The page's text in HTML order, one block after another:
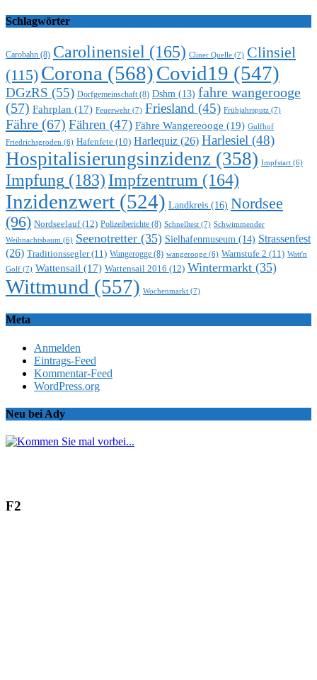
Schlagwörter
Carobahn (8) Carolinensiel (165) Cliner Quelle (7) Clinsiel
(115) Corona (568)Covid19 (547)
DGzRS (55) Dorfgemeinschaft(8) Dshm (13) fahre wangerooge
(57) Fahrplan (17) Feuerwehr (7) Friesland (45) Frühjahrsputz (7)
Fähre (67) Fähren (47) Fähre Wangereooge (19) Gulfhof
Friedrichsgroden (6) Hafenfete (10) Harlequiz (26) Harlesiel (48)
Hospitalisierungsinzidenz (358) Impfstart (6)
Impfung (183) Impfzentrum (164)
Inzidenzwert (524) Landkreis (16) Nordsee
(96) Nordseelauf(12) Polizeiberichte (8) Schnelltest (7) Schwimmender
Weihnachtsbaum (6) Seenotretter (35) Sielhafenmuseum (14) Strassenfest
(26) Traditionssegler(11) Wangerogge (8) wangerooge (6) Warnstufe 2 (11) Watt'n
Golf (7) Wattensail (17) Wattensail 2016 (12) Wintermarkt (35)
Wittmund (557) Wochenmarkt (7)
Meta
Anmelden
Eintrags-Feed
Kommentar-Feed
WordPress.org
Neu bei Ady
F2